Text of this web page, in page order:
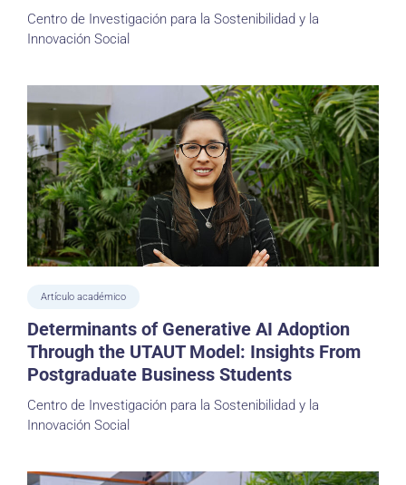
Centro de Investigación para la Sostenibilidad y la
Innovación Social
Artículo académico
Determinants of Generative AI Adoption
Through the UTAUT Model: Insights From
Postgraduate Business Students
Centro de Investigación para la Sostenibilidad y la
Innovación Social